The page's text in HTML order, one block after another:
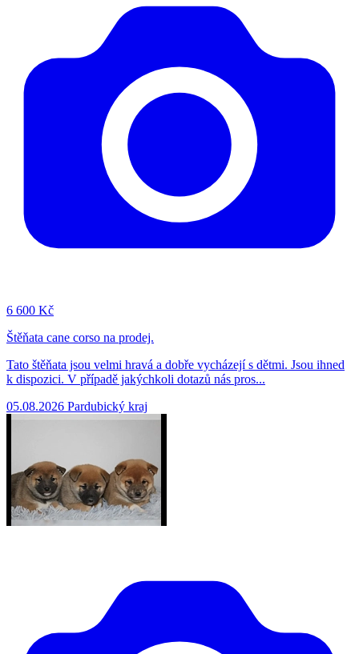
6 600 Kč
Štěňata cane corso na prodej.
Tato štěňata jsou velmi hravá a dobře vycházejí s dětmi. Jsou ihned
k dispozici. V případě jakýchkoli dotazů nás pros...
05.08.2026 Pardubický kraj